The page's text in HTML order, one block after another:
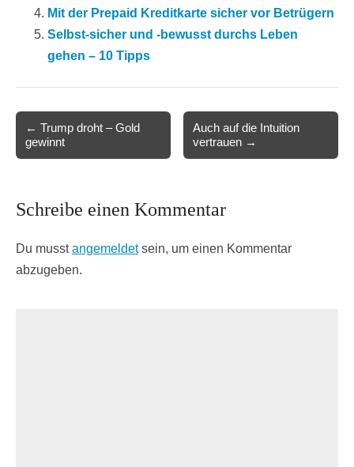
Mit der Prepaid Kreditkarte sicher vor Betrügern
Selbst-sicher und -bewusst durchs Leben
gehen – 10 Tipps
Post
navigation
← Trump droht – Gold
gewinnt
Auch auf die Intuition
vertrauen →
Schreibe einen Kommentar
Du musstangemeldetsein, um einen Kommentar
abzugeben.